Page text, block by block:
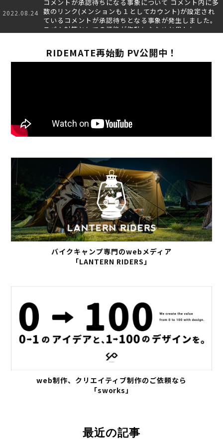
2022.08.24
コメントが承認待ちになる事象について コメント内に多
数のリンク(メンションも１としてカウント)が設定され
ているコメントが承認待ちとなる事象が発生しました。
スパム対策としての機能が作動したためと思われ…
RIDEMATE再始動 PV公開中！
バイクキャンプ専門のwebメディア
「LANTERN RIDERS」
web制作、クリエイティブ制作のご依頼なら
「sworks」
最近の記事